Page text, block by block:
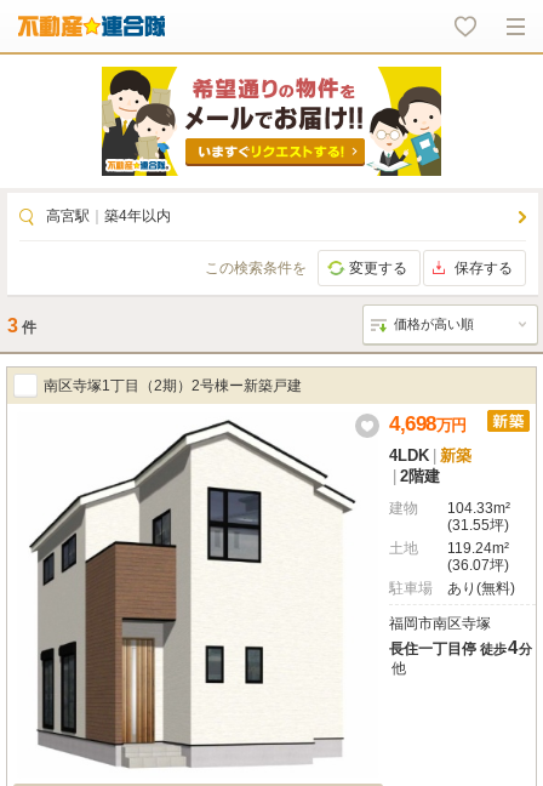
高宮駅 築4年以内
この検索条件を 変更する 保存する
3 件
南区寺塚1丁目（2期）2号棟ー新築戸建
4,698万円
4LDK 新築
2階建
建物
104.33m²
(31.55坪)
土地
119.24m²
(36.07坪)
駐車場
あり(無料)
福岡市南区寺塚
長住一丁目停 徒歩4分
他